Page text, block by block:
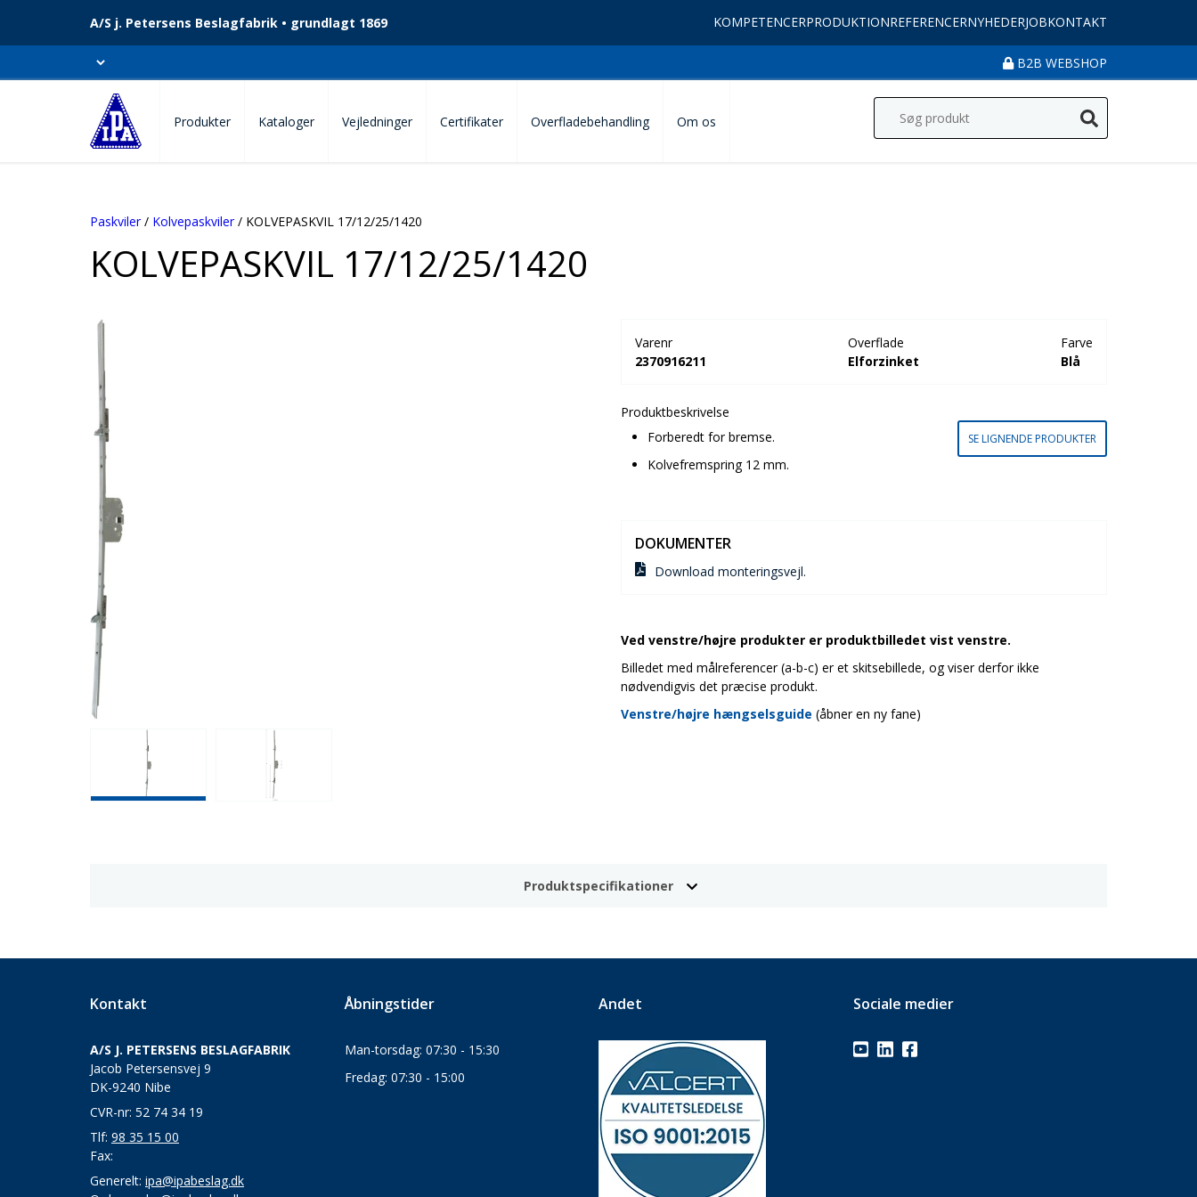
A/S j. Petersens Beslagfabrik • grundlagt 1869 KOMPETENCERPRODUKTIONREFERENCERNYHEDERJOBKONTAKT
B2B WEBSHOP
Produkter Kataloger Vejledninger Certifikater Overfladebehandling Om os
Paskviler/ Kolvepaskviler/ KOLVEPASKVIL 17/12/25/1420
KOLVEPASKVIL 17/12/25/1420
Varenr
2370916211
Overflade
Elforzinket
Farve
Blå
Produktbeskrivelse
Forberedt for bremse.
Kolvefremspring 12 mm.
SE LIGNENDE PRODUKTER
DOKUMENTER
Download monteringsvejl.
Ved venstre/højre produkter er produktbilledet vist venstre.
Billedet med målreferencer (a-b-c) er et skitsebillede, og viser derfor ikke
nødvendigvis det præcise produkt.
Venstre/højre hængselsguide (åbner en ny fane)
Produktspecifikationer
Kontakt
A/S J. PETERSENS BESLAGFABRIK
Jacob Petersensvej 9
DK-9240 Nibe
CVR-nr: 52 74 34 19
Tlf: 98 35 15 00
Fax:
Generelt: ipa@ipabeslag.dk
Åbningstider
Man-torsdag: 07:30 - 15:30
Fredag: 07:30 - 15:00
Andet Sociale medier